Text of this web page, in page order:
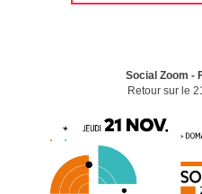
Social Zoom -
Retour sur le